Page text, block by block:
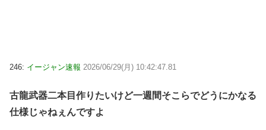
246: イージャン速報 2026/06/29(月) 10:42:47.81
古龍武器二本目作りたいけど一週間そこらでどうにかなる
仕様じゃねぇんですよ